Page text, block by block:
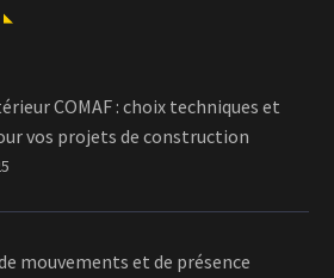
COMAF : choix techniques et
vos projets de construction
mouvements et de présence